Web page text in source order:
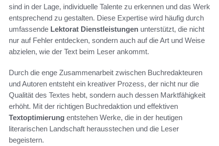
sind in der Lage, individuelle Talente zu erkennen und das Werk
entsprechend zu gestalten. Diese Expertise wird häufig durch
umfassende Lektorat Dienstleistungen unterstützt, die nicht
nur auf Fehler entdecken, sondern auch auf die Art und Weise
abzielen, wie der Text beim Leser ankommt.
Durch die enge Zusammenarbeit zwischen Buchredakteuren
und Autoren entsteht ein kreativer Prozess, der nicht nur die
Qualität des Textes hebt, sondern auch dessen Marktfähigkeit
erhöht. Mit der richtigen Buchredaktion und effektiven
Textoptimierung entstehen Werke, die in der heutigen
literarischen Landschaft herausstechen und die Leser
begeistern.